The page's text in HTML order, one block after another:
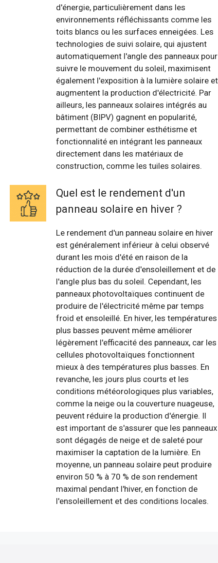
d'énergie, particulièrement dans les
environnements réfléchissants comme les
toits blancs ou les surfaces enneigées. Les
technologies de suivi solaire, qui ajustent
automatiquement l'angle des panneaux pour
suivre le mouvement du soleil, maximisent
également l'exposition à la lumière solaire et
augmentent la production d'électricité. Par
ailleurs, les panneaux solaires intégrés au
bâtiment (BIPV) gagnent en popularité,
permettant de combiner esthétisme et
fonctionnalité en intégrant les panneaux
directement dans les matériaux de
construction, comme les tuiles solaires.
Quel est le rendement d'un
panneau solaire en hiver ?
Le rendement d'un panneau solaire en hiver
est généralement inférieur à celui observé
durant les mois d'été en raison de la
réduction de la durée d'ensoleillement et de
l'angle plus bas du soleil. Cependant, les
panneaux photovoltaïques continuent de
produire de l'électricité même par temps
froid et ensoleillé. En hiver, les températures
plus basses peuvent même améliorer
légèrement l'efficacité des panneaux, car les
cellules photovoltaïques fonctionnent
mieux à des températures plus basses. En
revanche, les jours plus courts et les
conditions météorologiques plus variables,
comme la neige ou la couverture nuageuse,
peuvent réduire la production d'énergie. Il
est important de s'assurer que les panneaux
sont dégagés de neige et de saleté pour
maximiser la captation de la lumière. En
moyenne, un panneau solaire peut produire
environ 50 % à 70 % de son rendement
maximal pendant l'hiver, en fonction de
l'ensoleillement et des conditions locales.